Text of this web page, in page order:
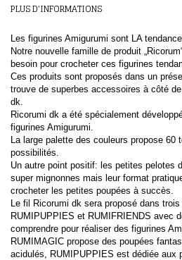
PLUS D'INFORMATIONS
Les figurines Amigurumi sont LA
Notre nouvelle famille de produit
besoin pour crocheter ces figurines
Ces produits sont proposés dans un
trouve de superbes accessoires à côté
dk.
Ricorumi dk a été spécialement
figurines Amigurumi.
La large palette des couleurs propose
possibilités.
Un autre point positif: les petites pelotes
super mignonnes mais leur format
crocheter les petites poupées à succès.
Le fil Ricorumi dk sera proposé dans
RUMIPUPPIES et RUMIFRIENDS avec
comprendre pour réaliser des figurines
RUMIMAGIC propose des poupées
acidulés, RUMIPUPPIES est dédiée aux